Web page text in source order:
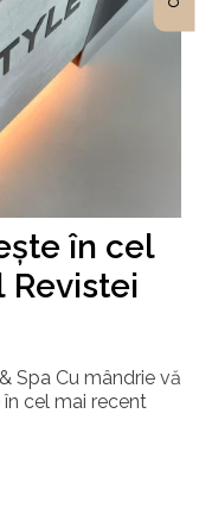
în cel
Revistei
Spa Cu mândrie vă
cel mai recent